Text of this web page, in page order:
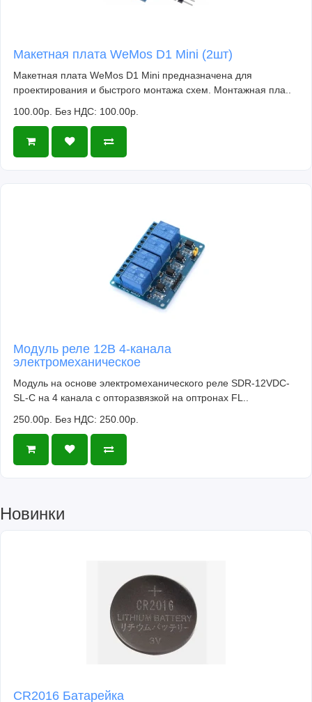
Макетная плата WeMos D1 Mini (2шт)
Макетная плата WeMos D1 Mini предназначена для
проектирования и быстрого монтажа схем. Монтажная пла..
100.00р. Без НДС: 100.00р.
Модуль реле 12В 4-канала
электромеханическое
Модуль на основе электромеханического реле SDR-12VDC-
SL-C на 4 канала с опторазвязкой на оптронах FL..
250.00р. Без НДС: 250.00р.
Новинки
CR2016 Батарейка